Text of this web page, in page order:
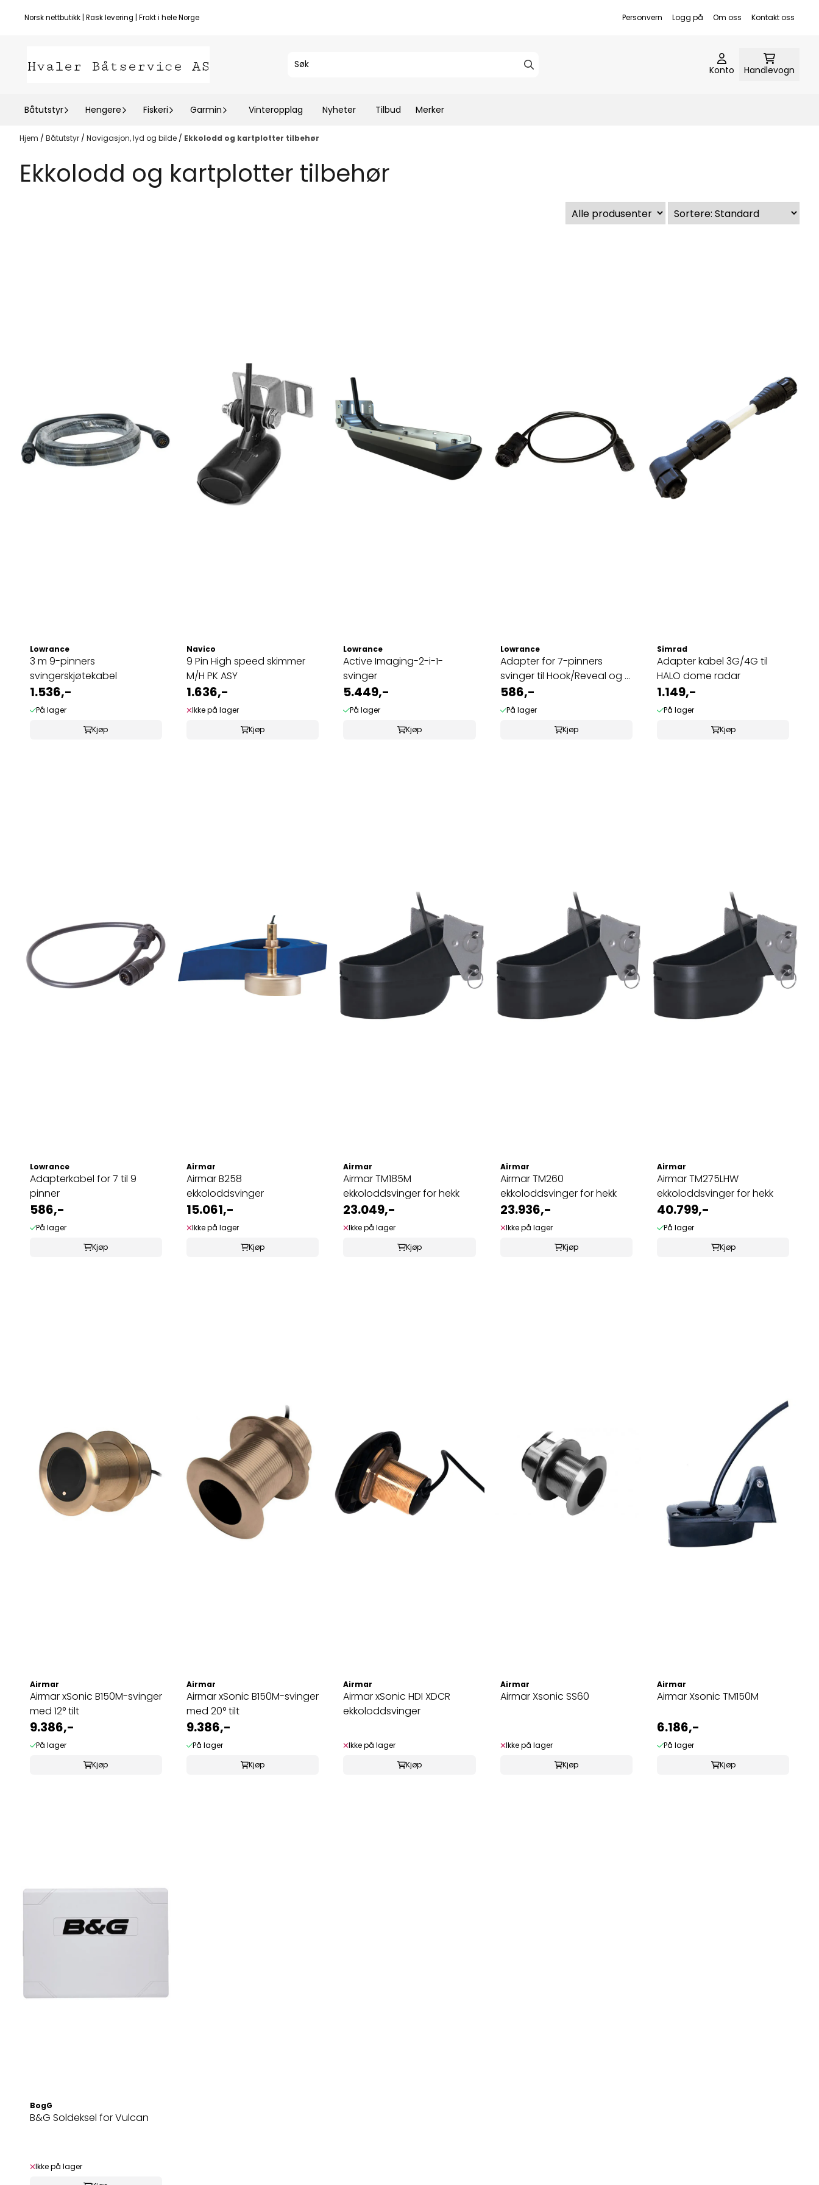
Hopp til innhold
Norsk nettbutikk | Rask levering | Frakt i hele Norge Personvern Logg på Om oss Kontakt oss
Konto Handlevogn
Båtutstyr Hengere Fiskeri Garmin Vinteropplag Nyheter Tilbud Merker
Hjem / Båtutstyr / Navigasjon, lyd og bilde / Ekkolodd og kartplotter tilbehør
Ekkolodd og kartplotter tilbehør
Lowrance
3 m 9-pinners
svingerskjøtekabel
1.536,-
På lager
Kjøp
Navico
9 Pin High speed skimmer
M/H PK ASY
1.636,-
Ikke på lager
Kjøp
Lowrance
Active Imaging-2-i-1-
svinger
5.449,-
På lager
Kjøp
Lowrance
Adapter for 7-pinners
svinger til Hook/Reveal og ...
586,-
På lager
Kjøp
Simrad
Adapter kabel 3G/4G til
HALO dome radar
1.149,-
På lager
Kjøp
Lowrance
Adapterkabel for 7 til 9
pinner
586,-
På lager
Kjøp
Airmar
Airmar B258
ekkoloddsvinger
15.061,-
Ikke på lager
Kjøp
Airmar
Airmar TM185M
ekkoloddsvinger for hekk
23.049,-
Ikke på lager
Kjøp
Airmar
Airmar TM260
ekkoloddsvinger for hekk
23.936,-
Ikke på lager
Kjøp
Airmar
Airmar TM275LHW
ekkoloddsvinger for hekk
40.799,-
På lager
Kjøp
Airmar
Airmar xSonic B150M-svinger
med 12° tilt
9.386,-
På lager
Kjøp
Airmar
Airmar xSonic B150M-svinger
med 20° tilt
9.386,-
På lager
Kjøp
Airmar
Airmar xSonic HDI XDCR
ekkoloddsvinger
Ikke på lager
Kjøp
Airmar
Airmar Xsonic SS60
Ikke på lager
Kjøp
Airmar
Airmar Xsonic TM150M
6.186,-
På lager
Kjøp
BogG
B&G Soldeksel for Vulcan
Ikke på lager